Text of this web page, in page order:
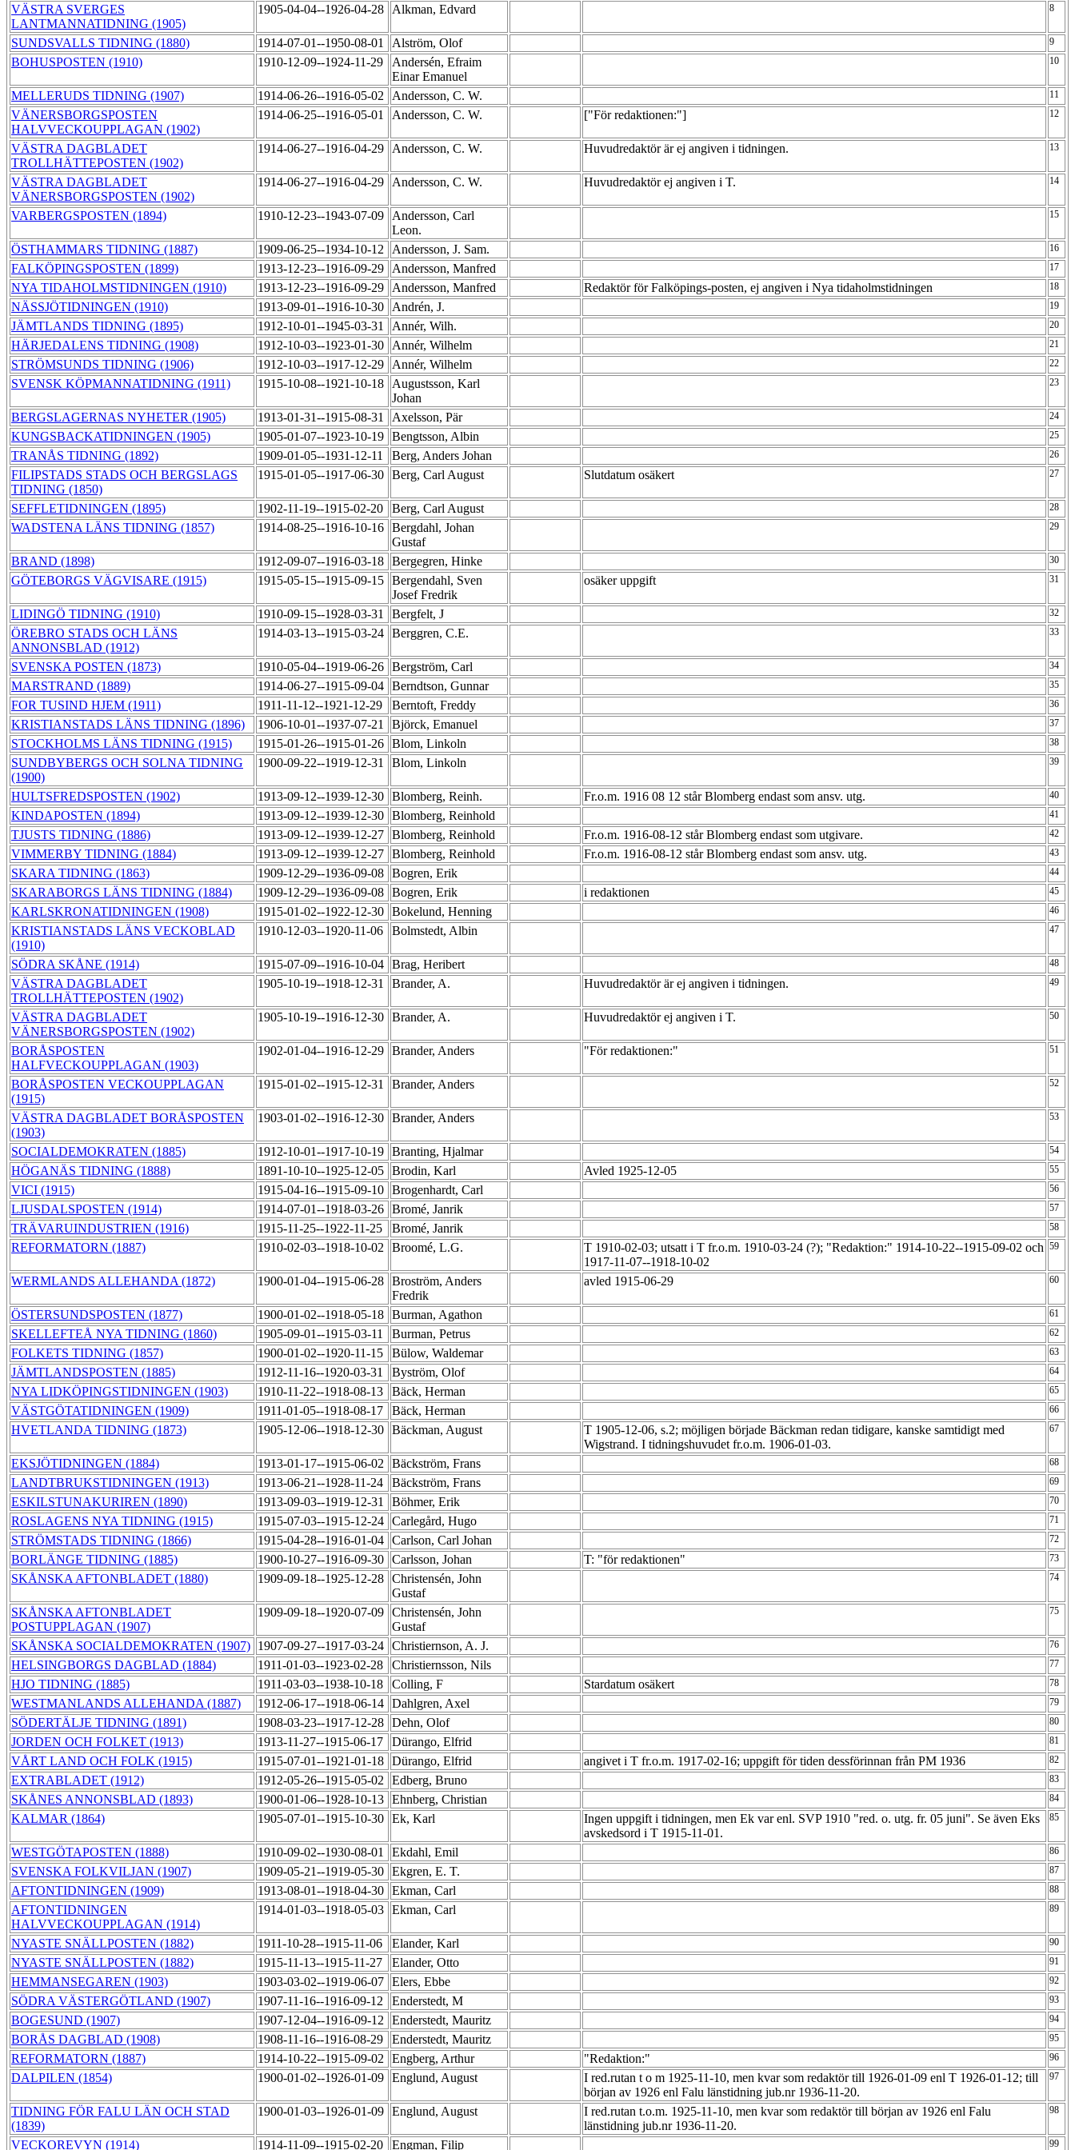
VÄSTRA SVERGES
LANTMANNATIDNING (1905)
1905-04-04--1926-04-28 Alkman, Edvard 8
SUNDSVALLS TIDNING (1880) 1914-07-01--1950-08-01 Alström, Olof 9
BOHUSPOSTEN (1910) 1910-12-09--1924-11-29
Andersén, Efraim
Einar Emanuel
10
MELLERUDS TIDNING (1907) 1914-06-26--1916-05-02 Andersson, C. W. 11
VÄNERSBORGSPOSTEN
HALVVECKOUPPLAGAN (1902)
1914-06-25--1916-05-01 Andersson, C. W. ["För redaktionen:"] 12
VÄSTRA DAGBLADET
TROLLHÄTTEPOSTEN (1902)
1914-06-27--1916-04-29 Andersson, C. W. Huvudredaktör är ej angiven i tidningen. 13
VÄSTRA DAGBLADET
VÄNERSBORGSPOSTEN (1902)
1914-06-27--1916-04-29 Andersson, C. W. Huvudredaktör ej angiven i T. 14
VARBERGSPOSTEN (1894) 1910-12-23--1943-07-09
Andersson, Carl
Leon.
15
ÖSTHAMMARS TIDNING (1887) 1909-06-25--1934-10-12 Andersson, J. Sam. 16
FALKÖPINGSPOSTEN (1899) 1913-12-23--1916-09-29 Andersson, Manfred 17
NYA TIDAHOLMSTIDNINGEN (1910) 1913-12-23--1916-09-29 Andersson, Manfred Redaktör för Falköpings-posten, ej angiven i Nya tidaholmstidningen 18
NÄSSJÖTIDNINGEN (1910) 1913-09-01--1916-10-30 Andrén, J. 19
JÄMTLANDS TIDNING (1895) 1912-10-01--1945-03-31 Annér, Wilh. 20
HÄRJEDALENS TIDNING (1908) 1912-10-03--1923-01-30 Annér, Wilhelm 21
STRÖMSUNDS TIDNING (1906) 1912-10-03--1917-12-29 Annér, Wilhelm 22
SVENSK KÖPMANNATIDNING (1911) 1915-10-08--1921-10-18
Augustsson, Karl
Johan
23
BERGSLAGERNAS NYHETER (1905) 1913-01-31--1915-08-31 Axelsson, Pär 24
KUNGSBACKATIDNINGEN (1905) 1905-01-07--1923-10-19 Bengtsson, Albin 25
TRANÅS TIDNING (1892) 1909-01-05--1931-12-11 Berg, Anders Johan 26
FILIPSTADS STADS OCH BERGSLAGS
TIDNING (1850)
1915-01-05--1917-06-30 Berg, Carl August Slutdatum osäkert 27
SEFFLETIDNINGEN (1895) 1902-11-19--1915-02-20 Berg, Carl August 28
WADSTENA LÄNS TIDNING (1857) 1914-08-25--1916-10-16 Bergdahl, Johan
Gustaf
29
BRAND (1898) 1912-09-07--1916-03-18 Bergegren, Hinke 30
GÖTEBORGS VÄGVISARE (1915) 1915-05-15--1915-09-15 Bergendahl, Sven
Josef Fredrik
osäker uppgift 31
LIDINGÖ TIDNING (1910) 1910-09-15--1928-03-31 Bergfelt, J 32
ÖREBRO STADS OCH LÄNS
ANNONSBLAD (1912)
1914-03-13--1915-03-24 Berggren, C.E. 33
SVENSKA POSTEN (1873) 1910-05-04--1919-06-26 Bergström, Carl 34
MARSTRAND (1889) 1914-06-27--1915-09-04 Berndtson, Gunnar 35
FOR TUSIND HJEM (1911) 1911-11-12--1921-12-29 Berntoft, Freddy 36
KRISTIANSTADS LÄNS TIDNING (1896) 1906-10-01--1937-07-21 Björck, Emanuel 37
STOCKHOLMS LÄNS TIDNING (1915) 1915-01-26--1915-01-26 Blom, Linkoln 38
SUNDBYBERGS OCH SOLNA TIDNING
(1900)
1900-09-22--1919-12-31 Blom, Linkoln 39
HULTSFREDSPOSTEN (1902) 1913-09-12--1939-12-30 Blomberg, Reinh. Fr.o.m. 1916 08 12 står Blomberg endast som ansv. utg. 40
KINDAPOSTEN (1894) 1913-09-12--1939-12-30 Blomberg, Reinhold 41
TJUSTS TIDNING (1886) 1913-09-12--1939-12-27 Blomberg, Reinhold Fr.o.m. 1916-08-12 står Blomberg endast som utgivare. 42
VIMMERBY TIDNING (1884) 1913-09-12--1939-12-27 Blomberg, Reinhold Fr.o.m. 1916-08-12 står Blomberg endast som ansv. utg. 43
SKARA TIDNING (1863) 1909-12-29--1936-09-08 Bogren, Erik 44
SKARABORGS LÄNS TIDNING (1884) 1909-12-29--1936-09-08 Bogren, Erik i redaktionen 45
KARLSKRONATIDNINGEN (1908) 1915-01-02--1922-12-30 Bokelund, Henning 46
KRISTIANSTADS LÄNS VECKOBLAD
(1910)
1910-12-03--1920-11-06 Bolmstedt, Albin 47
SÖDRA SKÅNE (1914) 1915-07-09--1916-10-04 Brag, Heribert 48
VÄSTRA DAGBLADET
TROLLHÄTTEPOSTEN (1902)
1905-10-19--1918-12-31 Brander, A. Huvudredaktör är ej angiven i tidningen. 49
VÄSTRA DAGBLADET
VÄNERSBORGSPOSTEN (1902)
1905-10-19--1916-12-30 Brander, A. Huvudredaktör ej angiven i T. 50
BORÅSPOSTEN
HALFVECKOUPPLAGAN (1903)
1902-01-04--1916-12-29 Brander, Anders "För redaktionen:" 51
BORÅSPOSTEN VECKOUPPLAGAN
(1915)
1915-01-02--1915-12-31 Brander, Anders 52
VÄSTRA DAGBLADET BORÅSPOSTEN
(1903)
1903-01-02--1916-12-30 Brander, Anders 53
SOCIALDEMOKRATEN (1885) 1912-10-01--1917-10-19 Branting, Hjalmar 54
HÖGANÄS TIDNING (1888) 1891-10-10--1925-12-05 Brodin, Karl Avled 1925-12-05 55
VICI (1915) 1915-04-16--1915-09-10 Brogenhardt, Carl 56
LJUSDALSPOSTEN (1914) 1914-07-01--1918-03-26 Bromé, Janrik 57
TRÄVARUINDUSTRIEN (1916) 1915-11-25--1922-11-25 Bromé, Janrik 58
REFORMATORN (1887) 1910-02-03--1918-10-02 Broomé, L.G.
T 1910-02-03; utsatt i T fr.o.m. 1910-03-24 (?); "Redaktion:" 1914-10-22--1915-09-02 och
1917-11-07--1918-10-02
59
WERMLANDS ALLEHANDA (1872) 1900-01-04--1915-06-28 Broström, Anders
Fredrik
avled 1915-06-29 60
ÖSTERSUNDSPOSTEN (1877) 1900-01-02--1918-05-18 Burman, Agathon 61
SKELLEFTEÅ NYA TIDNING (1860) 1905-09-01--1915-03-11 Burman, Petrus 62
FOLKETS TIDNING (1857) 1900-01-02--1920-11-15 Bülow, Waldemar 63
JÄMTLANDSPOSTEN (1885) 1912-11-16--1920-03-31 Byström, Olof 64
NYA LIDKÖPINGSTIDNINGEN (1903) 1910-11-22--1918-08-13 Bäck, Herman 65
VÄSTGÖTATIDNINGEN (1909) 1911-01-05--1918-08-17 Bäck, Herman 66
HVETLANDA TIDNING (1873) 1905-12-06--1918-12-30 Bäckman, August
T 1905-12-06, s.2; möjligen började Bäckman redan tidigare, kanske samtidigt med
Wigstrand. I tidningshuvudet fr.o.m. 1906-01-03.
67
EKSJÖTIDNINGEN (1884) 1913-01-17--1915-06-02 Bäckström, Frans 68
LANDTBRUKSTIDNINGEN (1913) 1913-06-21--1928-11-24 Bäckström, Frans 69
ESKILSTUNAKURIREN (1890) 1913-09-03--1919-12-31 Böhmer, Erik 70
ROSLAGENS NYA TIDNING (1915) 1915-07-03--1915-12-24 Carlegård, Hugo 71
STRÖMSTADS TIDNING (1866) 1915-04-28--1916-01-04 Carlson, Carl Johan 72
BORLÄNGE TIDNING (1885) 1900-10-27--1916-09-30 Carlsson, Johan T: "för redaktionen" 73
SKÅNSKA AFTONBLADET (1880) 1909-09-18--1925-12-28 Christensén, John
Gustaf
74
SKÅNSKA AFTONBLADET
POSTUPPLAGAN (1907)
1909-09-18--1920-07-09 Christensén, John
Gustaf
75
SKÅNSKA SOCIALDEMOKRATEN (1907) 1907-09-27--1917-03-24 Christiernson, A. J. 76
HELSINGBORGS DAGBLAD (1884) 1911-01-03--1923-02-28 Christiernsson, Nils 77
HJO TIDNING (1885) 1911-03-03--1938-10-18 Colling, F Stardatum osäkert 78
WESTMANLANDS ALLEHANDA (1887) 1912-06-17--1918-06-14 Dahlgren, Axel 79
SÖDERTÄLJE TIDNING (1891) 1908-03-23--1917-12-28 Dehn, Olof 80
JORDEN OCH FOLKET (1913) 1913-11-27--1915-06-17 Dürango, Elfrid 81
VÅRT LAND OCH FOLK (1915) 1915-07-01--1921-01-18 Dürango, Elfrid angivet i T fr.o.m. 1917-02-16; uppgift för tiden dessförinnan från PM 1936 82
EXTRABLADET (1912) 1912-05-26--1915-05-02 Edberg, Bruno 83
SKÅNES ANNONSBLAD (1893) 1900-01-06--1928-10-13 Ehnberg, Christian 84
KALMAR (1864) 1905-07-01--1915-10-30 Ek, Karl
Ingen uppgift i tidningen, men Ek var enl. SVP 1910 "red. o. utg. fr. 05 juni". Se även Eks
avskedsord i T 1915-11-01.
85
WESTGÖTAPOSTEN (1888) 1910-09-02--1930-08-01 Ekdahl, Emil 86
SVENSKA FOLKVILJAN (1907) 1909-05-21--1919-05-30 Ekgren, E. T. 87
AFTONTIDNINGEN (1909) 1913-08-01--1918-04-30 Ekman, Carl 88
AFTONTIDNINGEN
HALVVECKOUPPLAGAN (1914)
1914-01-03--1918-05-03 Ekman, Carl 89
NYASTE SNÄLLPOSTEN (1882) 1911-10-28--1915-11-06 Elander, Karl 90
NYASTE SNÄLLPOSTEN (1882) 1915-11-13--1915-11-27 Elander, Otto 91
HEMMANSEGAREN (1903) 1903-03-02--1919-06-07 Elers, Ebbe 92
SÖDRA VÄSTERGÖTLAND (1907) 1907-11-16--1916-09-12 Enderstedt, M 93
BOGESUND (1907) 1907-12-04--1916-09-12 Enderstedt, Mauritz 94
BORÅS DAGBLAD (1908) 1908-11-16--1916-08-29 Enderstedt, Mauritz 95
REFORMATORN (1887) 1914-10-22--1915-09-02 Engberg, Arthur "Redaktion:" 96
DALPILEN (1854) 1900-01-02--1926-01-09 Englund, August
I red.rutan t o m 1925-11-10, men kvar som redaktör till 1926-01-09 enl T 1926-01-12; till
början av 1926 enl Falu länstidning jub.nr 1936-11-20.
97
TIDNING FÖR FALU LÄN OCH STAD
(1839)
1900-01-03--1926-01-09 Englund, August
I red.rutan t.o.m. 1925-11-10, men kvar som redaktör till början av 1926 enl Falu
länstidning jub.nr 1936-11-20.
98
VECKOREVYN (1914) 1914-11-09--1915-02-20 Engman, Filip 99